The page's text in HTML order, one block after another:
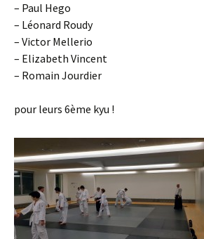
– Paul Hego
– Léonard Roudy
– Victor Mellerio
– Elizabeth Vincent
– Romain Jourdier
pour leurs 6ème kyu !